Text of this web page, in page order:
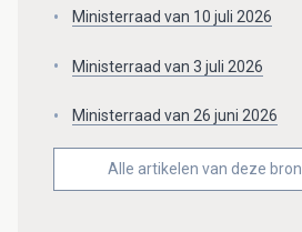
Ministerraad van 10 juli 2026
Ministerraad van 3 juli 2026
Ministerraad van 26 juni 2026
Alle artikelen van deze bron